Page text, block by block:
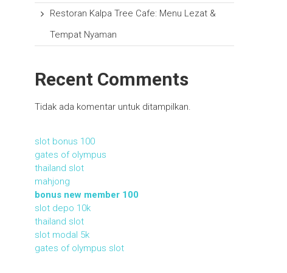
Restoran Kalpa Tree Cafe: Menu Lezat &
Tempat Nyaman
Recent Comments
Tidak ada komentar untuk ditampilkan.
slot bonus 100
gates of olympus
thailand slot
mahjong
bonus new member 100
slot depo 10k
thailand slot
slot modal 5k
gates of olympus slot